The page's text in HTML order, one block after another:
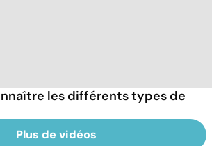
les différents types de
Plus de vidéos